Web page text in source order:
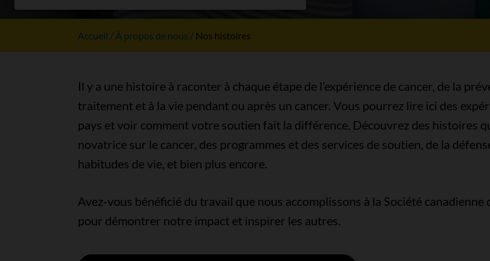
Accueil À propos de nous Nos histoires
Il y a une histoire à raconter à chaque étape de l’expérience de cancer, de la
traitement et à la vie pendant ou après un cancer. Vous pourrez lire ici des
pays et voir comment votre soutien fait la différence. Découvrez des histoires
novatrice sur le cancer, des programmes et des services de soutien, de la
habitudes de vie, et bien plus encore.
Avez-vous bénéficié du travail que nous accomplissons à la Société
pour démontrer notre impact et inspirer les autres.